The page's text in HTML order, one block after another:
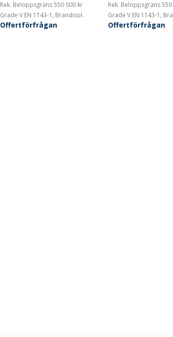
Rek. Beloppsgräns 550 000 kr
Grade V EN 1143-1, Brandisol.
Offertförfrågan
Rek. Beloppsgräns
Grade V EN 1143-1,
Offertförfrågan